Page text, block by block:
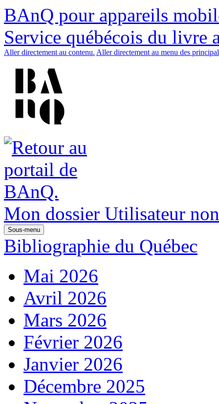
BAnQ pour appareils
Service québécois du livre
Aller directement au contenu. Aller directement au menu des
Mon dossier Utilisateur
Sous-menu
Bibliographie du Québec
Mai 2026
Avril 2026
Mars 2026
Février 2026
Janvier 2026
Décembre 2025